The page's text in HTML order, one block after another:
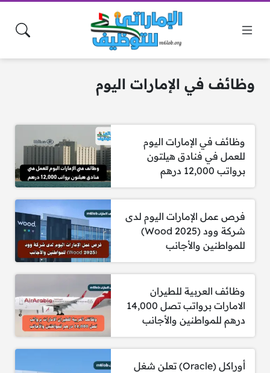
وظائف في الإمارات اليوم
وظائف في الإمارات اليوم
للعمل في فنادق هيلتون
برواتب 12,000 درهم
فرص عمل الإمارات اليوم لدى
شركة وود (Wood 2025)
للمواطنين والأجانب
وظائف العربية للطيران
الامارات برواتب تصل 14,000
درهم للمواطنين والأجانب
أوراكل (Oracle) تعلن شغل